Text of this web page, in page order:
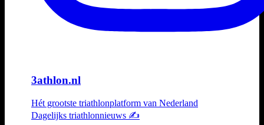
3athlon.nl
Hét grootste triathlonplatform van Nederland
Dagelijks triathlonnieuws ✍️